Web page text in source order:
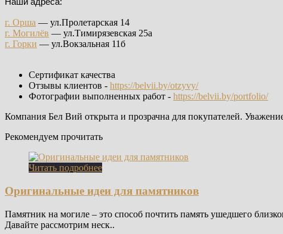
г. Орша — ул.Пролетарская 14
г. Могилёв — ул.Тимирязевская 25а
г. Горки — ул.Вокзальная 11б
Сертификат качества
Отзывы клиентов - https://belvii.by/otzyvy/
Фотографии выполненных работ - https://belvii.by/portfolio/
Компания Бел Вий открыта и прозрачна для покупателей.
Рекомендуем прочитать
Читать подробнее
Оригинальные идеи для памятников
Памятник на могиле – это способ почтить память ушедшего
Давайте рассмотрим неск..